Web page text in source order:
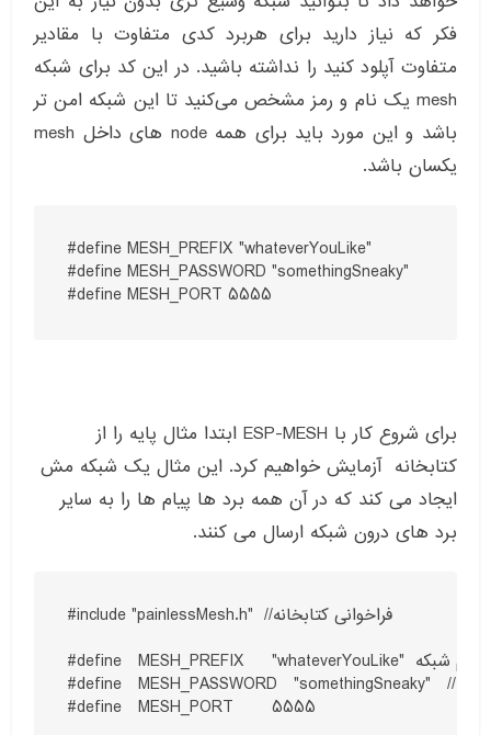
فکر که نیاز دارید برای هربرد کدی متفاوت با مقادیر
متفاوت آپلود کنید را نداشته باشید. در این کد برای شبکه
mesh یک نام و رمز مشخص می‌کنید تا این شبکه امن تر
باشد و این مورد باید برای همه node های داخل mesh
یکسان باشد.
#define MESH_PREFIX "whateverYouLike"
#define MESH_PASSWORD "somethingSneaky"
#define MESH_PORT 5555
برای شروع کار با ESP-MESH ابتدا مثال پایه را از
کتابخانه آزمایش خواهیم کرد. این مثال یک شبکه مش
ایجاد می کند که در آن همه برد ها پیام ها را به سایر
برد های درون شبکه ارسال می کنند.
#include "painlessMesh.h"  //فراخوانی کتابخانه
#define   MESH_PREFIX     "whateverYouLike"  مش//نام شبکه
#define   MESH_PASSWORD   "somethingSneaky"   // پسووردمناسب برای شبکه مش
#define   MESH_PORT       5555